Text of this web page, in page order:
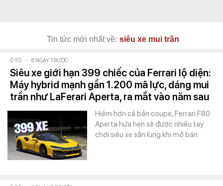
Tin tức mới nhất về: siêu xe mui trần
Ô TÔ - 6 NGÀY TRƯỚC
Siêu xe giới hạn 399 chiếc của Ferrari lộ diện:
Máy hybrid mạnh gần 1.200 mã lực, dáng mui
trần như LaFerari Aperta, ra mắt vào năm sau
Hiếm hơn cả bản coupe, Ferrari F80
Aperta hứa hẹn sẽ được nhiều tay
chơi siêu xe săn lùng khi mở bán.